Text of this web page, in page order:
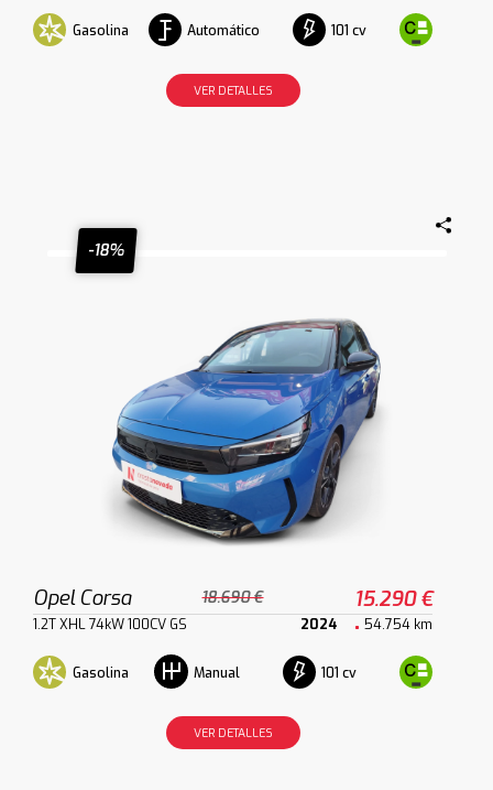
Gasolina Automático 101 cv
VER DETALLES
-18%
Opel Corsa 18.690 € 15.290 €
1.2T XHL 74kW 100CV GS 2024 54.754 km
Gasolina Manual 101 cv
VER DETALLES